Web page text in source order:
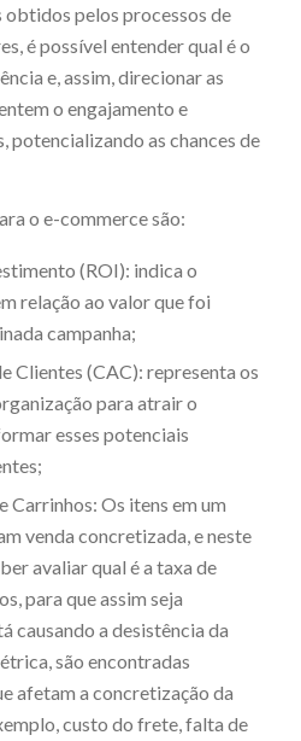
obtidos pelos processos de
é possível entender qual é o
e, assim, direcionar as
o engajamento e
potencializando as chances de
o e-commerce são:
(ROI): indica o
relação ao valor que foi
campanha;
Clientes (CAC): representa os
para atrair o
esses potenciais
Carrinhos: Os itens em um
venda concretizada, e neste
avaliar qual é a taxa de
para que assim seja
causando a desistência da
são encontradas
afetam a concretização da
custo do frete, falta de